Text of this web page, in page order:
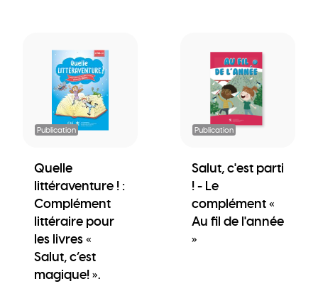
Publication
Quelle
littéraventure ! :
Complément
littéraire pour
les livres «
Salut, c’est
magique! ».
Publication
Salut, c'est parti
! - Le
complément «
Au fil de l'année
»